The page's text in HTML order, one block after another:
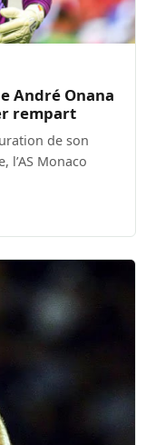
André Onana
rempart
de son
l’AS Monaco